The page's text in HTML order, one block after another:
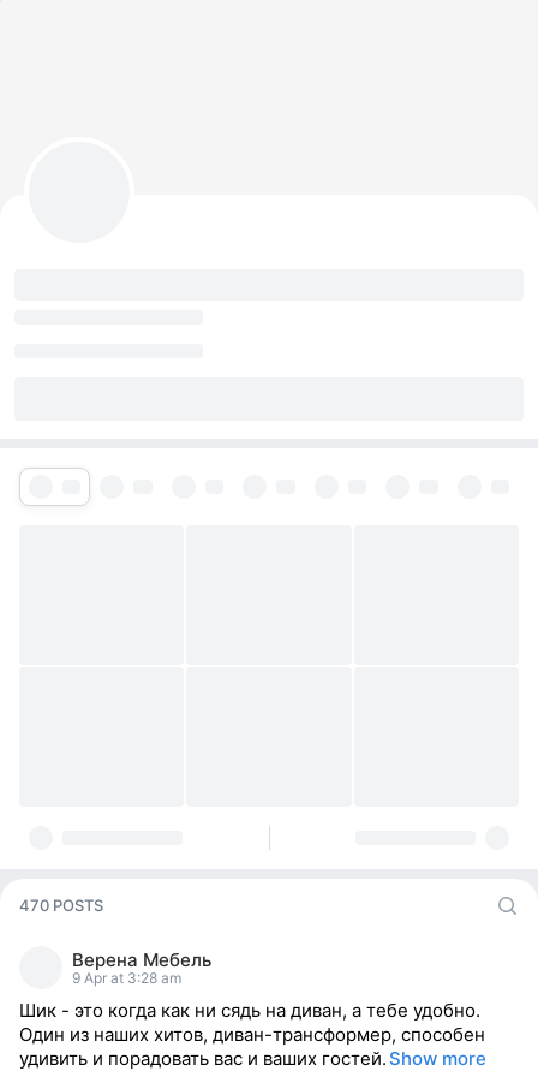
470 POSTS
Верена Мебель
9 Apr at 3:28 am
Шик - это когда как ни сядь на диван, а тебе удобно.
Один из наших хитов, диван-трансформер, способен
удивить и порадовать вас и ваших гостей.Show more